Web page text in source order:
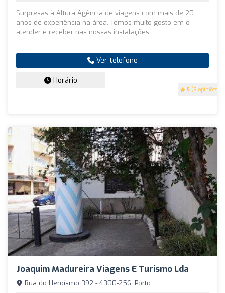
5 (9 opiniões)
Surpresas à Altura Agência de viagens com mais de 20
anos de experiência na área. Temos muito gosto em o
atender e receber nas nossas instalações
Ver telefone
Horário
Joaquim Madureira Viagens E Turismo Lda
Rua do Heroísmo 392 - 4300-256, Porto